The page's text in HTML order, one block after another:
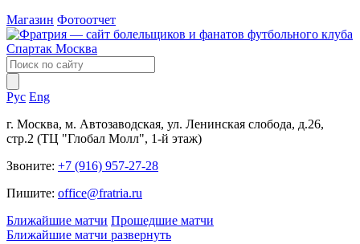
Магазин Фотоотчет
Рус Eng
г. Москва, м. Автозаводская, ул. Ленинская слобода, д.26,
стр.2 (ТЦ "Глобал Молл", 1-й этаж)
Звоните: +7 (916) 957-27-28
Пишите: office@fratria.ru
Ближайшие матчи Прошедшие матчи
Ближайшие матчи развернуть